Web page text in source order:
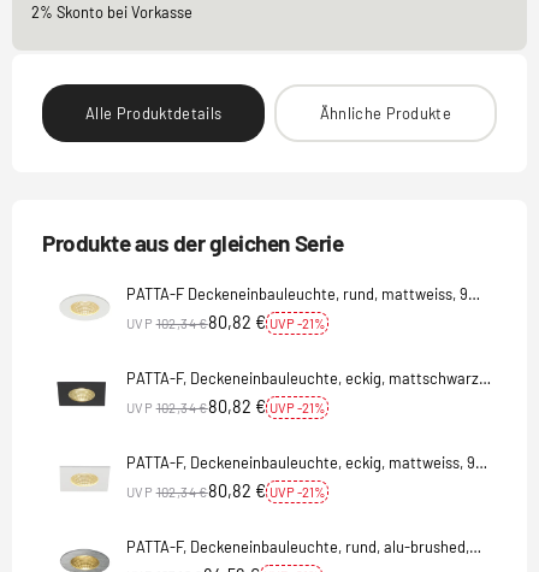
2% Skonto bei Vorkasse
Alle Produktdetails Ähnliche Produkte
Produkte aus der gleichen Serie
PATTA-F Deckeneinbauleuchte, rund, mattweiss, 9W,
38°, 3000K, inkl. Treiber
80,82 € UVP -21%
UVP 102,34 €
PATTA-F, Deckeneinbauleuchte, eckig, mattschwarz,
9W, 38°, 3000K, inkl. Treiber
80,82 € UVP -21%
UVP 102,34 €
PATTA-F, Deckeneinbauleuchte, eckig, mattweiss, 9W,
38°, 3000K, inkl. Treiber
80,82 € UVP -21%
UVP 102,34 €
PATTA-F, Deckeneinbauleuchte, rund, alu-brushed,